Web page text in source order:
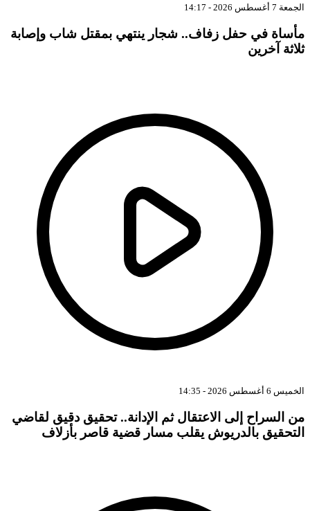
الجمعة 7 أغسطس 2026 - 14:17
مأساة في حفل زفاف.. شجار ينتهي بمقتل شاب وإصابة
ثلاثة آخرين
الخميس 6 أغسطس 2026 - 14:35
من السراح إلى الاعتقال ثم الإدانة.. تحقيق دقيق لقاضي
التحقيق بالدريوش يقلب مسار قضية قاصر بأزلاف